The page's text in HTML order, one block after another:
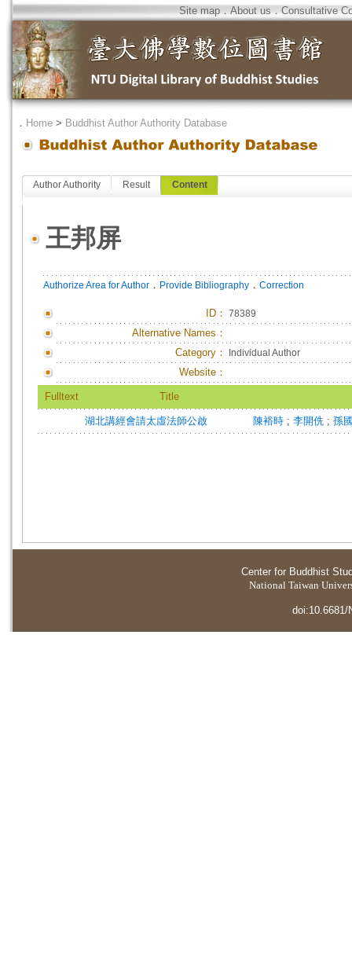
Site map．About us．Consultative
． Home > Buddhist Author Authority Database
Author Authority Result Content
王邦屏
Authorize Area for Author ． Provide Bibliography ． Correction
ID ： 78389
Alternative Names：
Category：
Individual Author
Website：
Fulltext Title
湖北講經會請太虛法師公啟 陳裕時 ; 李開侁 ; 孫
Center for Buddhist
National Taiwan
doi:10.6681/